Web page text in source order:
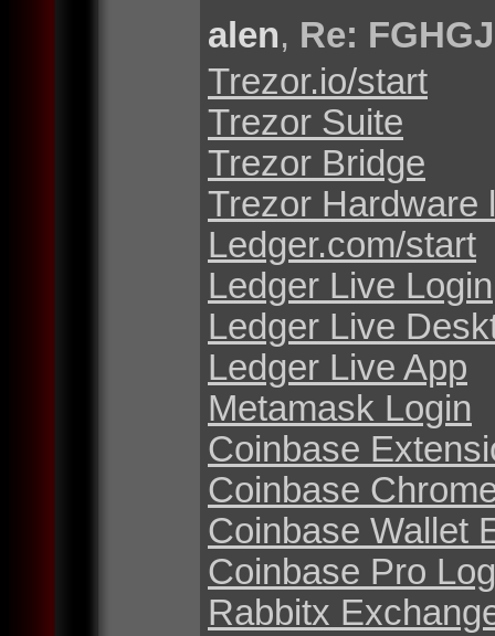
alen, Re: FGHGJ
Trezor.io/start
Trezor Suite
Trezor Bridge
Trezor Hardware
Ledger.com/start
Ledger Live Login
Ledger Live
Ledger Live App
Metamask Login
Coinbase
Coinbase
Coinbase Wallet
Coinbase Pro
Rabbitx